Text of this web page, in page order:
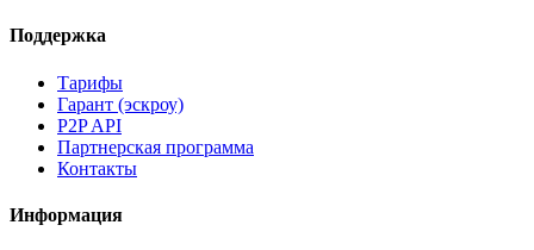
Поддержка
Тарифы
Гарант (эскроу)
P2P API
Партнерская программа
Контакты
Информация